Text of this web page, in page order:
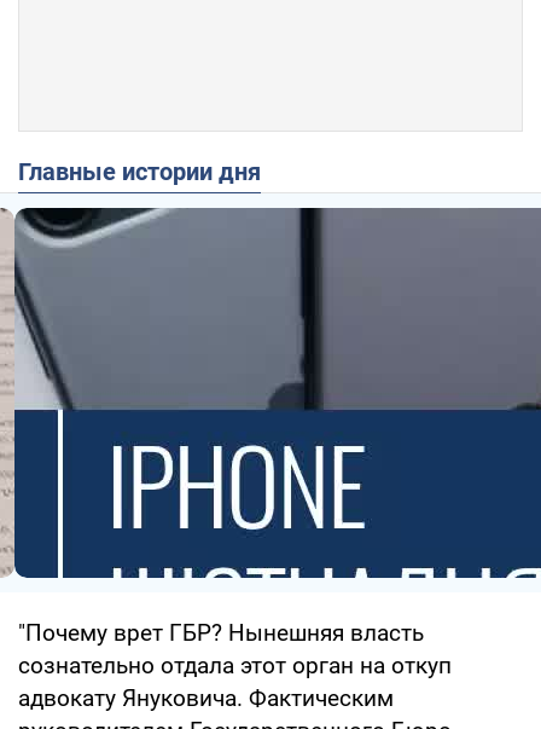
Главные истории дня
"Почему врет ГБР? Нынешняя власть
сознательно отдала этот орган на откуп
адвокату Януковича. Фактическим